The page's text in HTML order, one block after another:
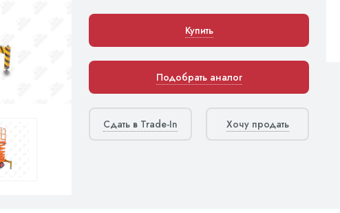
Купить
Подобрать аналог
Сдать в Trade-In Хочу продать